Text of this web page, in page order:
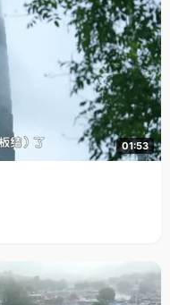
01:53